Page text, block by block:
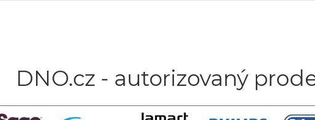
DNO.cz - autorizovaný